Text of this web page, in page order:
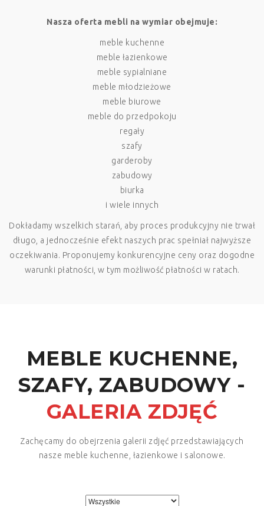
Nasza oferta mebli na wymiar obejmuje:
meble kuchenne
meble łazienkowe
meble sypialniane
meble młodzieżowe
meble biurowe
meble do przedpokoju
regały
szafy
garderoby
zabudowy
biurka
i wiele innych
​Dokładamy wszelkich starań, aby proces produkcyjny nie trwał
długo, a jednocześnie efekt naszych prac spełniał najwyższe
oczekiwania. Proponujemy konkurencyjne ceny oraz dogodne
warunki płatności, w tym możliwość płatności w ratach.
MEBLE KUCHENNE,
SZAFY, ZABUDOWY -
GALERIA ZDJĘĆ
Zachęcamy do obejrzenia galerii zdjęć przedstawiających
nasze meble kuchenne, łazienkowe i salonowe.